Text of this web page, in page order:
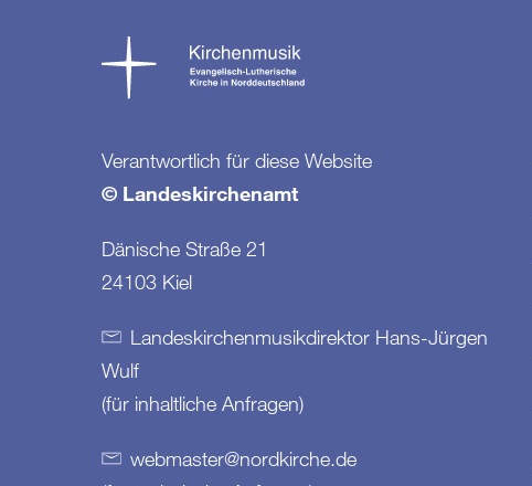
Verantwortlich für diese Website
© Landeskirchenamt
Dänische Straße 21
24103 Kiel
Landeskirchenmusikdirektor Hans-Jürgen
Wulf
(für inhaltliche Anfragen)
webmaster@nordkirche.de